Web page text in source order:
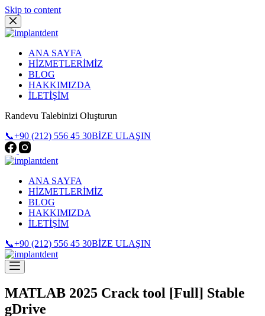
Skip to content
ANA SAYFA
HİZMETLERİMİZ
BLOG
HAKKIMIZDA
İLETİŞİM
Randevu Talebinizi Oluşturun
📞+90 (212) 556 45 30BİZE ULAŞIN
ANA SAYFA
HİZMETLERİMİZ
BLOG
HAKKIMIZDA
İLETİŞİM
📞+90 (212) 556 45 30BİZE ULAŞIN
MATLAB 2025 Crack tool [Full] Stable
gDrive